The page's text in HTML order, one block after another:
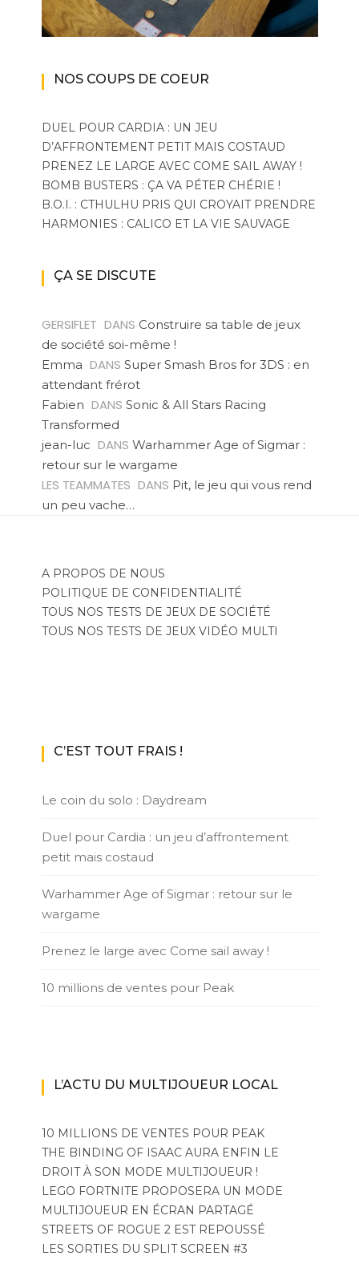
NOS COUPS DE COEUR
DUEL POUR CARDIA : UN JEU
D’AFFRONTEMENT PETIT MAIS COSTAUD
PRENEZ LE LARGE AVEC COME SAIL AWAY !
BOMB BUSTERS : ÇA VA PÉTER CHÉRIE !
B.O.I. : CTHULHU PRIS QUI CROYAIT PRENDRE
HARMONIES : CALICO ET LA VIE SAUVAGE
ÇA SE DISCUTE
GERSIFLET DANS Construire sa table de jeux
de société soi-même !
Emma DANS Super Smash Bros for 3DS : en
attendant frérot
Fabien DANS Sonic & All Stars Racing
Transformed
jean-luc DANS Warhammer Age of Sigmar :
retour sur le wargame
LES TEAMMATES DANS Pit, le jeu qui vous rend
un peu vache…
A PROPOS DE NOUS
POLITIQUE DE CONFIDENTIALITÉ
TOUS NOS TESTS DE JEUX DE SOCIÉTÉ
TOUS NOS TESTS DE JEUX VIDÉO MULTI
C’EST TOUT FRAIS !
Le coin du solo : Daydream
Duel pour Cardia : un jeu d’affrontement
petit mais costaud
Warhammer Age of Sigmar : retour sur le
wargame
Prenez le large avec Come sail away !
10 millions de ventes pour Peak
L’ACTU DU MULTIJOUEUR LOCAL
10 MILLIONS DE VENTES POUR PEAK
THE BINDING OF ISAAC AURA ENFIN LE
DROIT À SON MODE MULTIJOUEUR !
LEGO FORTNITE PROPOSERA UN MODE
MULTIJOUEUR EN ÉCRAN PARTAGÉ
STREETS OF ROGUE 2 EST REPOUSSÉ
LES SORTIES DU SPLIT SCREEN #3